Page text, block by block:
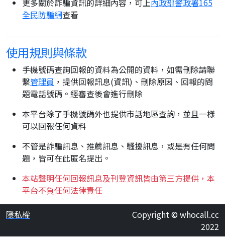
更多關於詐騙資訊的詳細內容，可上內政部警政署165
全民防騙網查看
使用規則與條款
手機號碼查詢回報的資料為公開的資料，如需刪除請聯
繫管理員 ，提供回報訊息(資訊)、刪除原因、回報的問
題電話號碼。經審查後會進行刪除
本平台除了手機號碼外也提供市話地區查詢，並且一樣
可以回報任何資料
不管是詐騙訊息、推薦訊息、騷擾訊息，或是有任何問
題，皆可在此匿名提出。
本站聲明任何回報訊息及刊登資訊皆由第三方提供，本
平台不負任何法律責任
隱私權
Copyright © whocall.cc
2022